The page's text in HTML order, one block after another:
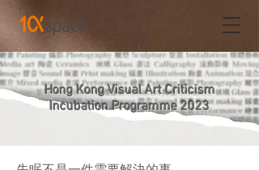
Hong Kong Visual Art Criticism
Incubation Programme 2023